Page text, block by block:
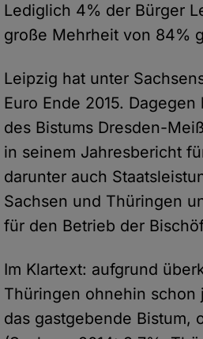
Lediglich 4% der Bürger
große Mehrheit von 84%
Leipzig hat unter
Euro Ende 2015.
des Bistums Dresden-
in seinem Jahresbericht
darunter auch
Sachsen und Thüringen
für den Betrieb der
Im Klartext: aufgrund
Thüringen ohnehin schon
das gastgebende Bistum,